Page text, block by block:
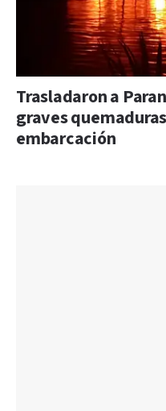
Trasladaron a
graves
embarcación